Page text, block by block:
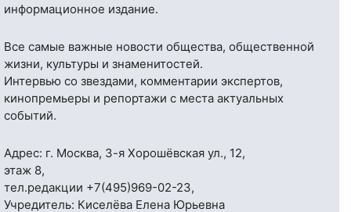
информационное издание.
Все самые важные новости общества, общественной
жизни, культуры и знаменитостей.
Интервью со звездами, комментарии экспертов,
кинопремьеры и репортажи с места актуальных
событий.
Адрес: г. Москва, 3-я Хорошёвская ул., 12,
этаж 8,
тел.редакции +7(495)969-02-23,
Учредитель: Киселёва Елена Юрьевна